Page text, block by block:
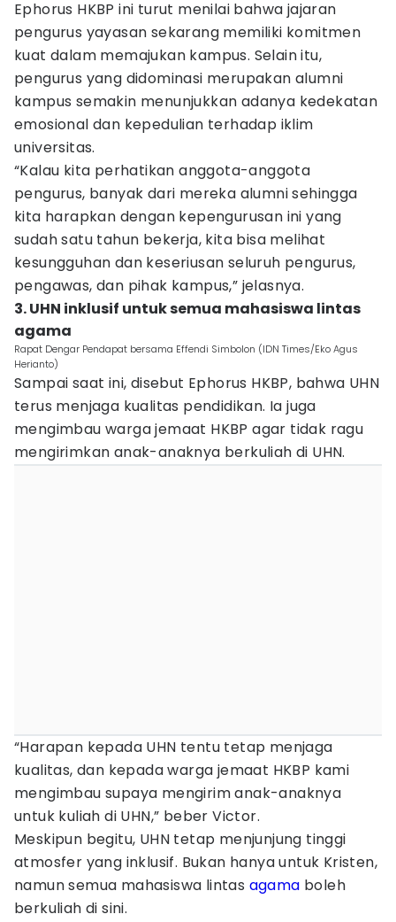
Ephorus HKBP ini turut menilai bahwa jajaran
pengurus yayasan sekarang memiliki komitmen
kuat dalam memajukan kampus. Selain itu,
pengurus yang didominasi merupakan alumni
kampus semakin menunjukkan adanya kedekatan
emosional dan kepedulian terhadap iklim
universitas.
“Kalau kita perhatikan anggota-anggota
pengurus, banyak dari mereka alumni sehingga
kita harapkan dengan kepengurusan ini yang
sudah satu tahun bekerja, kita bisa melihat
kesungguhan dan keseriusan seluruh pengurus,
pengawas, dan pihak kampus,” jelasnya.
3. UHN inklusif untuk semua mahasiswa lintas
agama
Rapat Dengar Pendapat bersama Effendi Simbolon (IDN Times/Eko Agus
Herianto)
Sampai saat ini, disebut Ephorus HKBP, bahwa UHN
terus menjaga kualitas pendidikan. Ia juga
mengimbau warga jemaat HKBP agar tidak ragu
mengirimkan anak-anaknya berkuliah di UHN.
“Harapan kepada UHN tentu tetap menjaga
kualitas, dan kepada warga jemaat HKBP kami
mengimbau supaya mengirim anak-anaknya
untuk kuliah di UHN,” beber Victor.
Meskipun begitu, UHN tetap menjunjung tinggi
atmosfer yang inklusif. Bukan hanya untuk Kristen,
namun semua mahasiswa lintas agama boleh
berkuliah di sini.